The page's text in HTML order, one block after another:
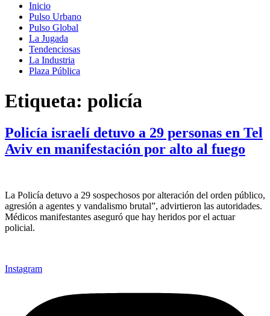
Inicio
Pulso Urbano
Pulso Global
La Jugada
Tendenciosas
La Industria
Plaza Pública
Etiqueta: policía
Policía israelí detuvo a 29 personas en Tel
Aviv en manifestación por alto al fuego
La Policía detuvo a 29 sospechosos por alteración del orden público,
agresión a agentes y vandalismo brutal”, advirtieron las autoridades.
Médicos manifestantes aseguró que hay heridos por el actuar
policial.
Instagram